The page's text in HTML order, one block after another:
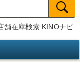
舗在庫検索 KINOナビ